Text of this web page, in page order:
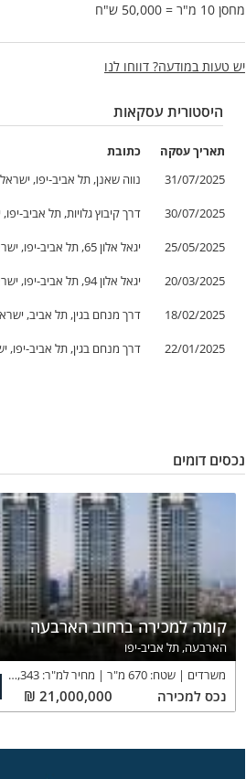
מחסן 10 מ"ר = 50,000 ש"ח
יש טעות במודעה? דווחו לנו
היסטורית עסקאות
תאריךעסקה כתובת
31/07/2025
נווה שאנן, תל אביב-יפו, ישראל
30/07/2025
דרך קיבוץ גלויות, תל אביב-
25/05/2025
יגאל אלון 65, תל אביב-יפו, ישראל
20/03/2025
יגאל אלון 94, תל אביב-יפו, ישראל
18/02/2025
דרך מנחם בגין, תל אביב,
22/01/2025
דרך מנחם בגין, תל אביב-יפו,
נכסים דומים
קומה למכירה ברחוב הארבעה
הארבעה, תל אביב-יפו
משרדים
שטח: 670 מ"ר מחיר למ"ר: 31,343
נכס למכירה 21,000,000
₪